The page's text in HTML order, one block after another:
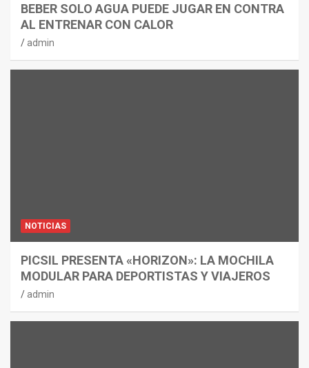
BEBER SOLO AGUA PUEDE JUGAR EN CONTRA
AL ENTRENAR CON CALOR
admin
NOTICIAS
PICSIL PRESENTA «HORIZON»: LA MOCHILA
MODULAR PARA DEPORTISTAS Y VIAJEROS
admin